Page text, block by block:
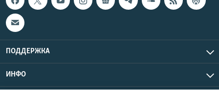
ПОДДЕРЖКА
ИНФО